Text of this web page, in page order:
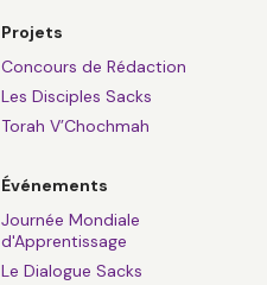
Projets
Concours de Rédaction
Les Disciples Sacks
Torah V’Chochmah
Événements
Journée Mondiale
d'Apprentissage
Le Dialogue Sacks